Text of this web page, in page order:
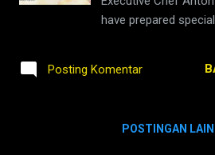
have prepared
Cake and many
Have a festive of
Posting Komentar
POSTINGAN